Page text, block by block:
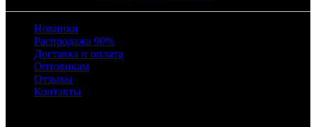
Новинки
Распродажа 90%
Доставка и оплата
Оптовикам
Отзывы
Контакты